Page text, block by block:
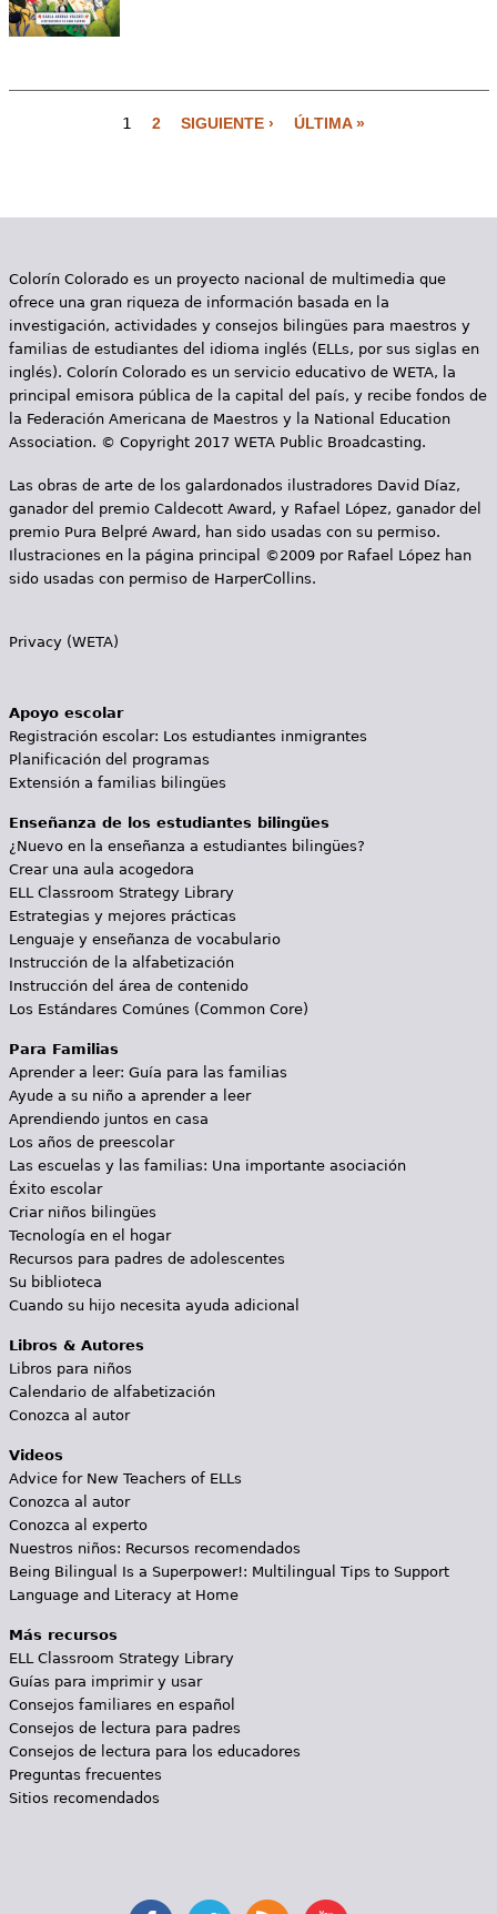
g
n
a
s
1 2 SIGUIENTE › ÚLTIMA »
Colorín Colorado es un proyecto nacional de multimedia que
ofrece una gran riqueza de información basada en la
investigación, actividades y consejos bilingües para maestros y
familias de estudiantes del idioma inglés (ELLs, por sus siglas en
inglés). Colorín Colorado es un servicio educativo de WETA, la
principal emisora pública de la capital del país, y recibe fondos de
la Federación Americana de Maestros y la National Education
Association. © Copyright 2017 WETA Public Broadcasting.
Las obras de arte de los galardonados ilustradores David Díaz,
ganador del premio Caldecott Award, y Rafael López, ganador del
premio Pura Belpré Award, han sido usadas con su permiso.
Ilustraciones en la página principal ©2009 por Rafael López han
sido usadas con permiso de HarperCollins.
Privacy (WETA)
Apoyo escolar
Registración escolar: Los estudiantes inmigrantes
Planificación del programas
Extensión a familias bilingües
Enseñanza de los estudiantes bilingües
¿Nuevo en la enseñanza a estudiantes bilingües?
Crear una aula acogedora
ELL Classroom Strategy Library
Estrategias y mejores prácticas
Lenguaje y enseñanza de vocabulario
Instrucción de la alfabetización
Instrucción del área de contenido
Los Estándares Comúnes (Common Core)
Para Familias
Aprender a leer: Guía para las familias
Ayude a su niño a aprender a leer
Aprendiendo juntos en casa
Los años de preescolar
Las escuelas y las familias: Una importante asociación
Éxito escolar
Criar niños bilingües
Tecnología en el hogar
Recursos para padres de adolescentes
Su biblioteca
Cuando su hijo necesita ayuda adicional
Libros & Autores
Libros para niños
Calendario de alfabetización
Conozca al autor
Videos
Advice for New Teachers of ELLs
Conozca al autor
Conozca al experto
Nuestros niños: Recursos recomendados
Being Bilingual Is a Superpower!: Multilingual Tips to Support
Language and Literacy at Home
Más recursos
ELL Classroom Strategy Library
Guías para imprimir y usar
Consejos familiares en español
Consejos de lectura para padres
Consejos de lectura para los educadores
Preguntas frecuentes
Sitios recomendados